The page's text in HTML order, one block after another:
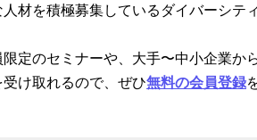
人材を積極募集しているダイバーシテ
限定のセミナーや、大手〜中小企業か
受け取れるので、ぜひ無料の会員登録